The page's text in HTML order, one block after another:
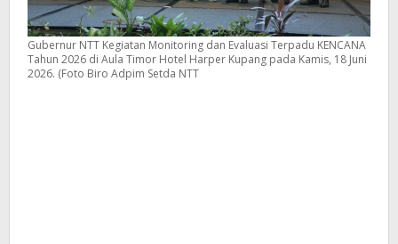
Gubernur NTT Kegiatan Monitoring dan Evaluasi Terpadu KENCANA
Tahun 2026 di Aula Timor Hotel Harper Kupang pada Kamis, 18 Juni
2026. (Foto Biro Adpim Setda NTT